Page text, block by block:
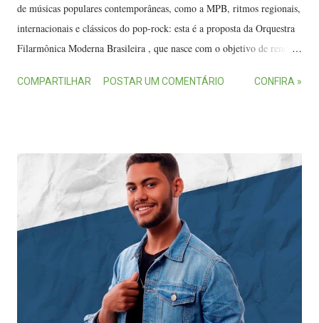
de músicas populares contemporâneas, como a MPB, ritmos regionais,
internacionais e clássicos do pop-rock: esta é a proposta da Orquestra
Filarmônica Moderna Brasileira , que nasce com o objetivo de renovar
por 45 integrantes, de 20 a 40 anos de idade, o grupo coordenado pelo
Apresentação da Orquestra Filarmônica Moderna Brasileira.
(FOTOS: Marcella Neitzel) O vídeo escolhido para abrir a série é o
Medley Michael Jackson , um passeio sinfônico pelas obras do Rei do
Pop, que será disponibilizado neste sábado (26). Nesta gravação, que
tem arranjos de Fernando Britto, o grupo conta com a participação
especial do Balé do grupo Vix Cridança , da coreó...
COMPARTILHAR POSTAR UM COMENTÁRIO CONFIRA »